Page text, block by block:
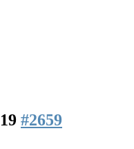
#2659